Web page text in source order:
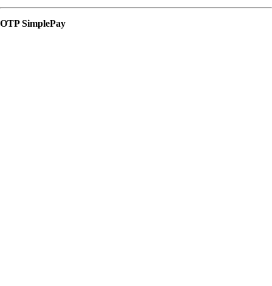
OTP SimplePay